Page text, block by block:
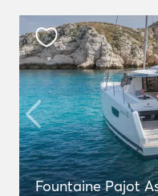
Fountaine Pajot